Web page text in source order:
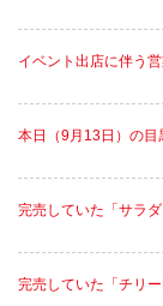
イベント出店に伴う
本日（9月13日）の目
完売していた「サラ
完売していた「チリ